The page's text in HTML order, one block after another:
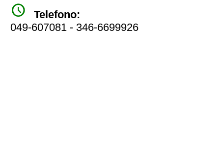
watch_later
Telefono:
049-607081 - 346-6699926